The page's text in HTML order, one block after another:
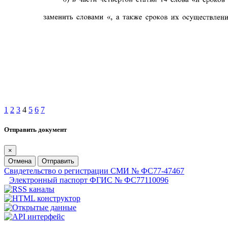
1 2 3 4 5 6 7
Отправить документ
×
Отмена
Отправить
Свидетельство о регистрации СМИ № ФС77-47467
Электронный паспорт ФГИС № ФС77110096